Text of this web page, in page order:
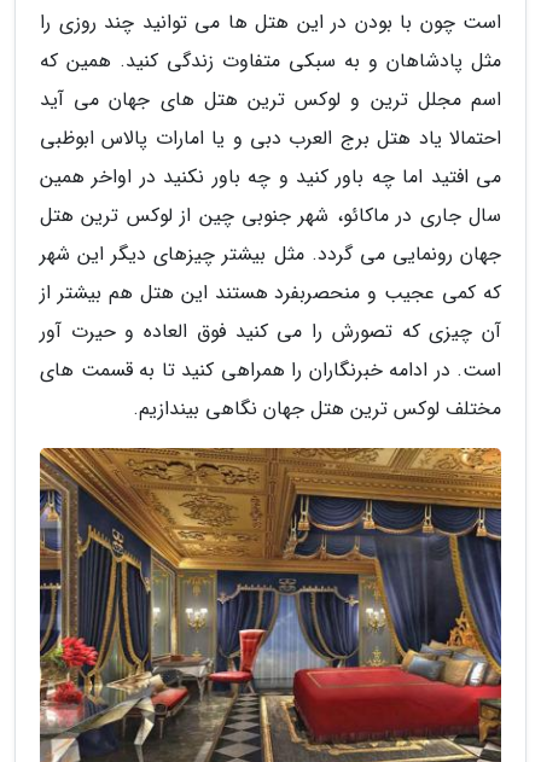
است چون با بودن در این هتل ها می توانید چند روزی را
مثل پادشاهان و به سبکی متفاوت زندگی کنید. همین که
اسم مجلل ترین و لوکس ترین هتل های جهان می آید
احتمالا یاد هتل برج العرب دبی و یا امارات پالاس ابوظبی
می افتید اما چه باور کنید و چه باور نکنید در اواخر همین
سال جاری در ماکائو، شهر جنوبی چین از لوکس ترین هتل
جهان رونمایی می گردد. مثل بیشتر چیزهای دیگر این شهر
که کمی عجیب و منحصربفرد هستند این هتل هم بیشتر از
آن چیزی که تصورش را می کنید فوق العاده و حیرت آور
است. در ادامه خبرنگاران را همراهی کنید تا به قسمت های
مختلف لوکس ترین هتل جهان نگاهی بیندازیم.